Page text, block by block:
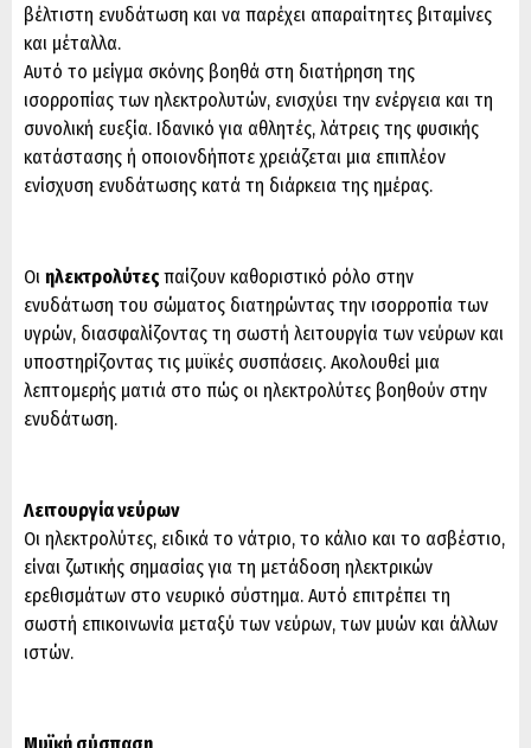
βέλτιστη ενυδάτωση και να παρέχει απαραίτητες βιταμίνες
και μέταλλα.
Αυτό το μείγμα σκόνης βοηθά στη διατήρηση της
ισορροπίας των ηλεκτρολυτών, ενισχύει την ενέργεια και τη
συνολική ευεξία. Ιδανικό για αθλητές, λάτρεις της φυσικής
κατάστασης ή οποιονδήποτε χρειάζεται μια επιπλέον
ενίσχυση ενυδάτωσης κατά τη διάρκεια της ημέρας.
Οι ηλεκτρολύτεςπαίζουν καθοριστικό ρόλο στην
ενυδάτωση του σώματος διατηρώντας την ισορροπία των
υγρών, διασφαλίζοντας τη σωστή λειτουργία των νεύρων και
υποστηρίζοντας τις μυϊκές συσπάσεις. Ακολουθεί μια
λεπτομερής ματιά στο πώς οι ηλεκτρολύτες βοηθούν στην
ενυδάτωση.
Λειτουργία νεύρων
Οι ηλεκτρολύτες, ειδικά το νάτριο, το κάλιο και το ασβέστιο,
είναι ζωτικής σημασίας για τη μετάδοση ηλεκτρικών
ερεθισμάτων στο νευρικό σύστημα. Αυτό επιτρέπει τη
σωστή επικοινωνία μεταξύ των νεύρων, των μυών και άλλων
ιστών.